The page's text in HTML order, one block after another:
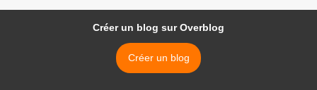
Créer un blog sur Overblog
Créer un blog